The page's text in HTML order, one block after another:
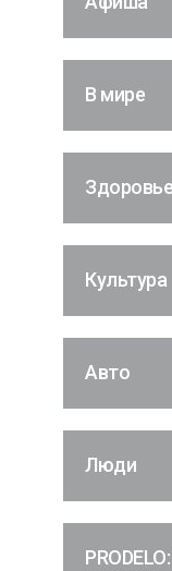
В мире
Здоровье
Культура
Авто
Люди